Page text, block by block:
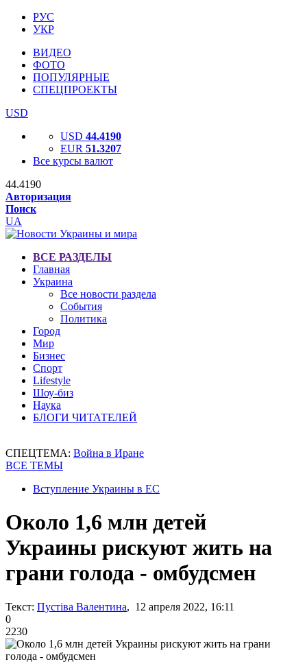
РУС
УКР
ВИДЕО
ФОТО
ПОПУЛЯРНЫЕ
СПЕЦПРОЕКТЫ
USD
USD 44.4190
EUR 51.3207
Все курсы валют
44.4190
Авторизация
Поиск
UA
ВСЕ РАЗДЕЛЫ
Главная
Украина
Все новости раздела
События
Политика
Город
Мир
Бизнес
Спорт
Lifestyle
Шоу-биз
Наука
БЛОГИ ЧИТАТЕЛЕЙ
СПЕЦТЕМА: Война в Иране
ВСЕ ТЕМЫ
Вступление Украины в ЕС
Около 1,6 млн детей
Украины рискуют жить на
грани голода - омбудсмен
Текст: Пустіва Валентина, 12 апреля 2022, 16:11
0
2230